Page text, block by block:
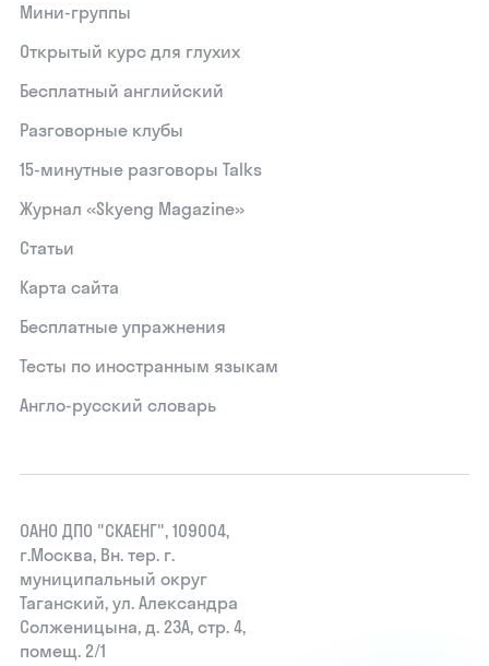
Мини-группы
Открытый курс для глухих
Бесплатный английский
Разговорные клубы
15‑минутные разговоры Talks
Журнал «Skyeng Magazine»
Статьи
Карта сайта
Бесплатные упражнения
Тесты по иностранным языкам
Англо-русский словарь
ОАНО ДПО "СКАЕНГ", 109004,
г.Москва, Вн. тер. г.
муниципальный округ
Таганский, ул. Александра
Солженицына, д. 23А, стр. 4,
помещ. 2/1